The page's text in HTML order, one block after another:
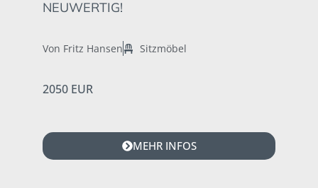
NEUWERTIG!
Von Fritz Hansen Sitzmöbel
2050 EUR
MEHR INFOS